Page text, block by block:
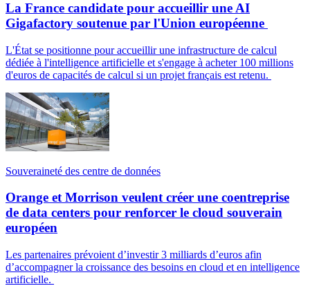
La France candidate pour accueillir une AI
Gigafactory soutenue par l'Union européenne
L'État se positionne pour accueillir une infrastructure de calcul
dédiée à l'intelligence artificielle et s'engage à acheter 100 millions
d'euros de capacités de calcul si un projet français est retenu.
Souveraineté des centre de données
Orange et Morrison veulent créer une coentreprise
de data centers pour renforcer le cloud souverain
européen
Les partenaires prévoient d’investir 3 milliards d’euros afin
d’accompagner la croissance des besoins en cloud et en intelligence
artificielle.